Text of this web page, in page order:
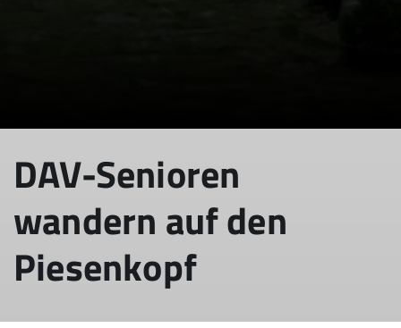
DAV-Senioren
wandern auf den
Piesenkopf